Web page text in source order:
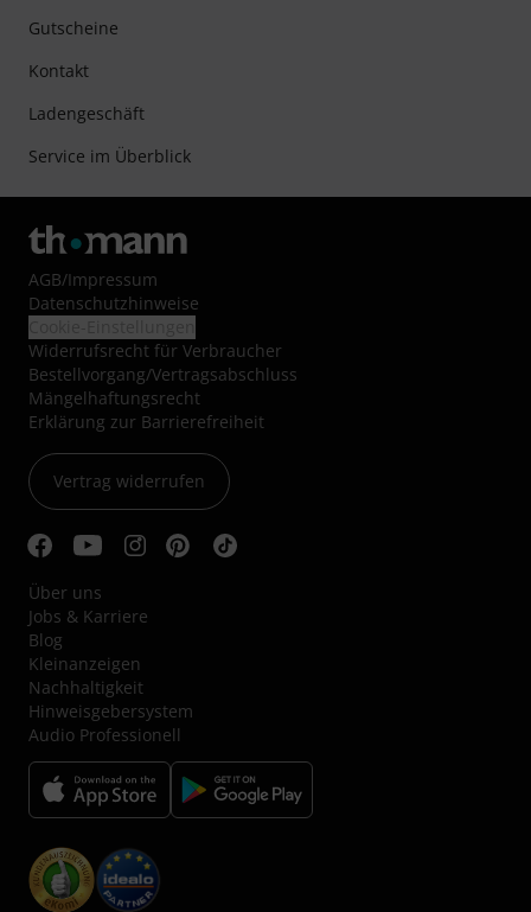
Gutscheine
Kontakt
Ladengeschäft
Service im Überblick
AGB/Impressum
Datenschutzhinweise
Widerrufsrecht für Verbraucher
Bestellvorgang/Vertragsabschluss
Mängelhaftungsrecht
Erklärung zur Barrierefreiheit
Vertrag widerrufen
Über uns
Jobs & Karriere
Blog
Kleinanzeigen
Nachhaltigkeit
Hinweisgebersystem
Audio Professionell